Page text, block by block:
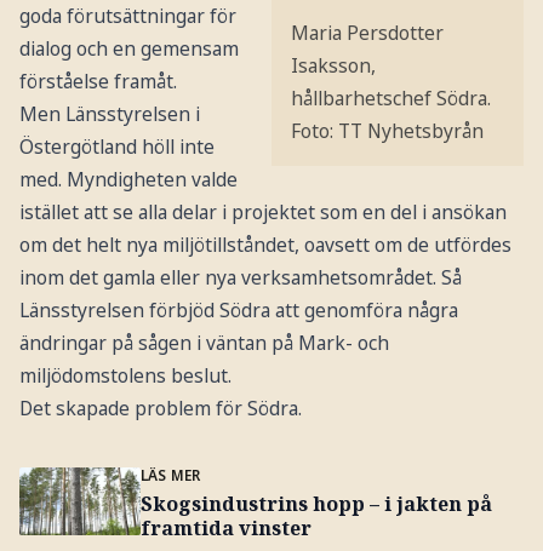
Maria Persdotter
Isaksson,
hållbarhetschef Södra.
Foto: TT Nyhetsbyrån
goda förutsättningar för
dialog och en gemensam
förståelse framåt.
Men Länsstyrelsen i
Östergötland höll inte
med. Myndigheten valde
istället att se alla delar i projektet som en del i ansökan
om det helt nya miljötillståndet, oavsett om de utfördes
inom det gamla eller nya verksamhetsområdet. Så
Länsstyrelsen förbjöd Södra att genomföra några
ändringar på sågen i väntan på Mark- och
miljödomstolens beslut.
Det skapade problem för Södra.
LÄS MER
Skogsindustrins hopp – i jakten på
framtida vinster